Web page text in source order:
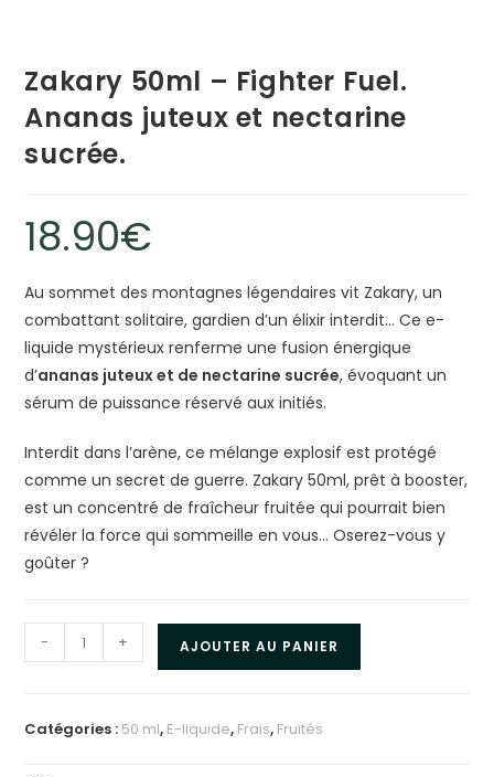
Zakary 50ml – Fighter Fuel.
Ananas juteux et nectarine
sucrée.
18.90€
Au sommet des montagnes légendaires vit Zakary, un
combattant solitaire, gardien d’un élixir interdit… Ce e-
liquide mystérieux renferme une fusion énergique
d’ananas juteux et de nectarine sucrée, évoquant un
sérum de puissance réservé aux initiés.
Interdit dans l’arène, ce mélange explosif est protégé
comme un secret de guerre. Zakary 50ml, prêt à booster,
est un concentré de fraîcheur fruitée qui pourrait bien
révéler la force qui sommeille en vous… Oserez-vous y
goûter ?
- + AJOUTER AU PANIER
Catégories : 50 ml, E-liquide, Frais, Fruités